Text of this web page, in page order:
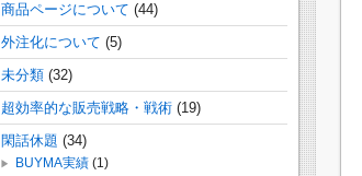
商品ページについて (44)
外注化について (5)
未分類 (32)
超効率的な販売戦略・戦術 (19)
閑話休題 (34)
BUYMA実績 (1)